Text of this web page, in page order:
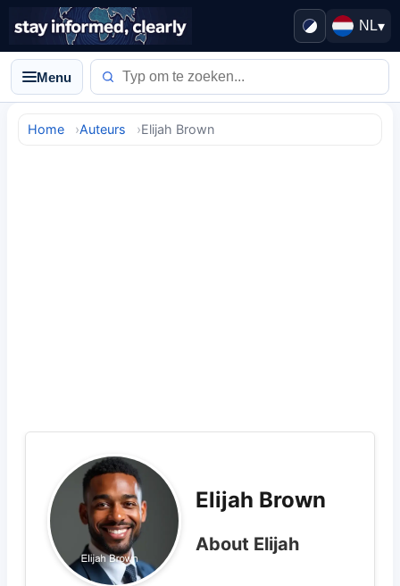
NL▾
Menu
Home Auteurs Elijah Brown
Elijah Brown
About Elijah